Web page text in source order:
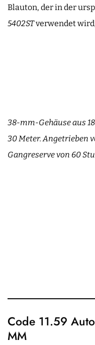
Blauton, der in der
5402STverwendet
38-mm-Gehäuse aus
30 Meter. Angetrieben
Gangreserve von 60
Code 11.59
MM